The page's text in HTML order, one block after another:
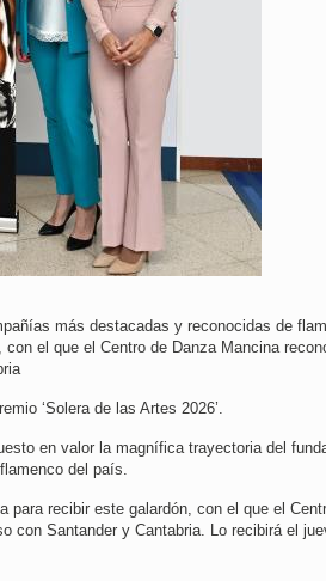
más destacadas y reconocidas de
el que el Centro de Danza Mancina
‘Solera de las Artes 2026’.
en valor la magnífica trayectoria del
del país.
para recibir este galardón, con el que el
con Santander y Cantabria. Lo recibirá el